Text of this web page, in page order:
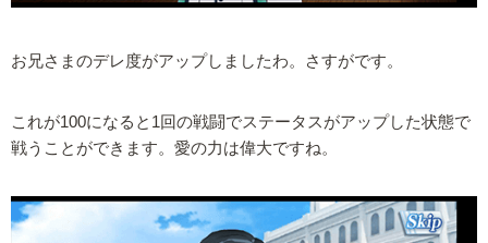
お兄さまのデレ度がアップしましたわ。さすがです。
これが100になると1回の戦闘でステータスがアップした状態で
戦うことができます。愛の力は偉大ですね。